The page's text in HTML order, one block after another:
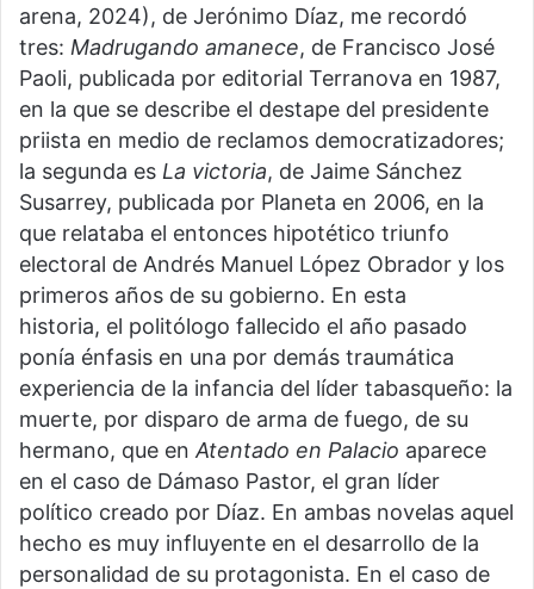
arena, 2024), de Jerónimo Díaz, me recordó
tres: Madrugando amanece, de Francisco José
Paoli, publicada por editorial Terranova en 1987,
en la que se describe el destape del presidente
priista en medio de reclamos democratizadores;
la segunda es La victoria, de Jaime Sánchez
Susarrey, publicada por Planeta en 2006, en la
que relataba el entonces hipotético triunfo
electoral de Andrés Manuel López Obrador y los
primeros años de su gobierno. En esta
historia, el politólogo fallecido el año pasado
ponía énfasis en una por demás traumática
experiencia de la infancia del líder tabasqueño: la
muerte, por disparo de arma de fuego, de su
hermano, que enAtentado en Palacio aparece
en el caso de Dámaso Pastor, el gran líder
político creado por Díaz. En ambas novelas aquel
hecho es muy influyente en el desarrollo de la
personalidad de su protagonista. En el caso de